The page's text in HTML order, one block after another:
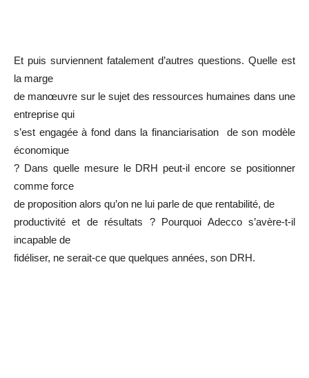
Et puis surviennent fatalement d’autres questions. Quelle est
la marge
de manœuvre sur le sujet des ressources humaines dans une
entreprise qui
s’est engagée à fond dans la financiarisation de son modèle
économique
? Dans quelle mesure le DRH peut-il encore se positionner
comme force
de proposition alors qu’on ne lui parle de que rentabilité, de
productivité et de résultats ? Pourquoi Adecco s’avère-t-il
incapable de
fidéliser, ne serait-ce que quelques années, son DRH.